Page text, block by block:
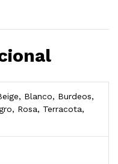
Blanco, Burdeos,
Rosa, Terracota,